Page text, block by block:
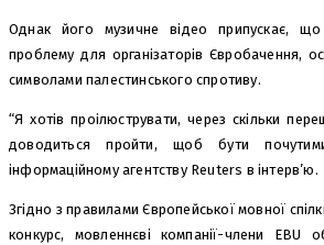
Однак його музичне відео припускає,
проблему для організаторів Євробачення,
символами палестинського спротиву.
“Я хотів проілюструвати, через скільки
доводиться пройти, щоб бути
інформаційному агентству Reuters в інтерв’ю.
Згідно з правилами Європейської мовної
конкурс, мовленнєві компанії-члени EBU